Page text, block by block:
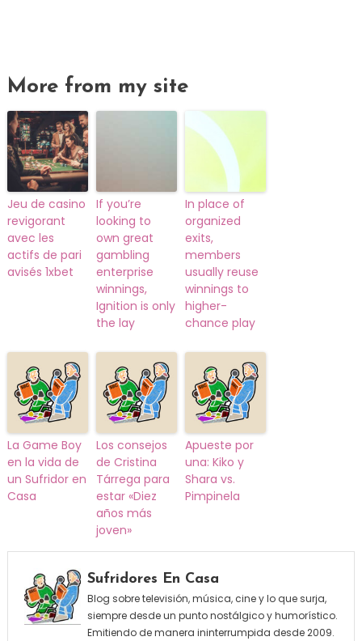
More from my site
Jeu de casino
revigorant
avec les
actifs de pari
avisés 1xbet
If you’re
looking to
own great
gambling
enterprise
winnings,
Ignition is only
the lay
In place of
organized
exits,
members
usually reuse
winnings to
higher-
chance play
La Game Boy
en la vida de
un Sufridor en
Casa
Los consejos
de Cristina
Tárrega para
estar «Diez
años más
joven»
Apueste por
una: Kiko y
Shara vs.
Pimpinela
Sufridores En Casa
Blog sobre televisión, música, cine y lo que surja,
siempre desde un punto nostálgico y humorístico.
Emitiendo de manera ininterrumpida desde 2009.